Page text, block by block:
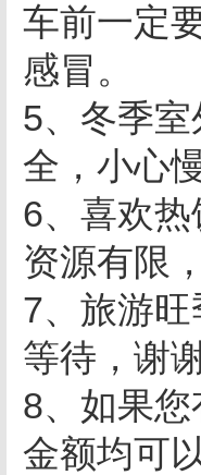
车前一定
感冒。
5、冬季
全，小心
6、喜欢
资源有限
7、旅游
等待，谢
8、如果
金额均可